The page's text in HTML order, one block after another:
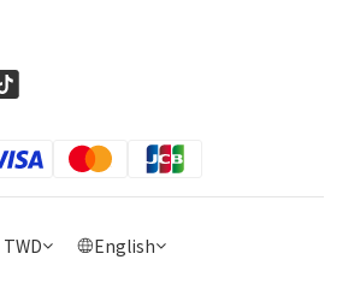
TWD English